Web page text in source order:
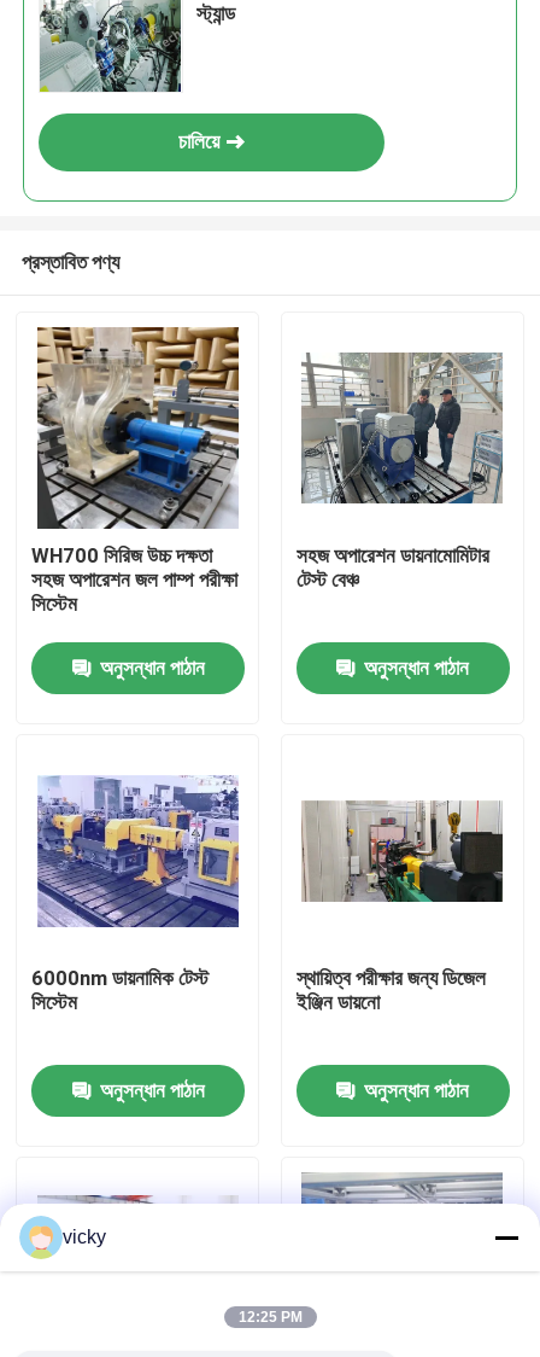
আমাদের সম্বন্ধে
কারখানা ভ্রমণ
খবর
মামলা
টর্ক ডায়নামিটার
স্ট্যান্ড
চালিয়ে
প্রস্তাবিত পণ্য
WH700 সিরিজ উচ্চ দক্ষতা
সহজ অপারেশন জল পাম্প পরীক্ষা
সিস্টেম
অনুসন্ধান পাঠান
সহজ অপারেশন ডায়নামোমিটার
টেস্ট বেঞ্চ
অনুসন্ধান পাঠান
6000nm ডায়নামিক টেস্ট
সিস্টেম
অনুসন্ধান পাঠান
স্থায়িত্ব পরীক্ষার জন্য ডিজেল
ইঞ্জিন ডায়নো
অনুসন্ধান পাঠান
vicky
12:25 PM